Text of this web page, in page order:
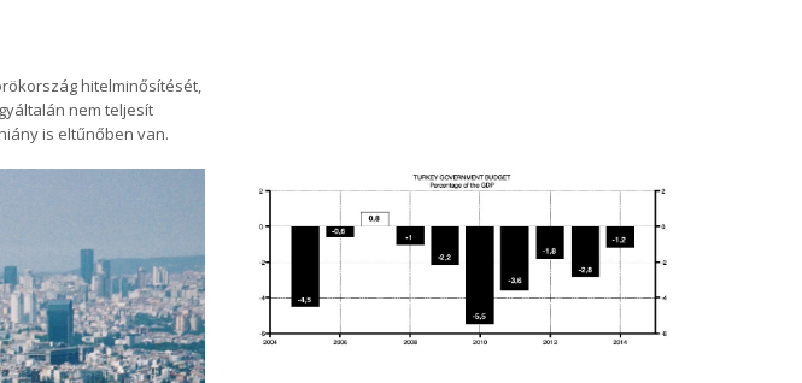
hitelminősítését,
nem teljesít
is eltűnőben van.